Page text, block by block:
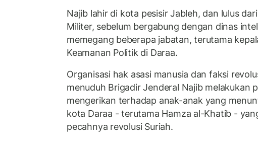
Najib lahir di kota pesisir Jableh, dan lulus
Militer, sebelum bergabung dengan dinas
memegang beberapa jabatan, terutama
Keamanan Politik di Daraa.
Organisasi hak asasi manusia dan faksi
menuduh Brigadir Jenderal Najib melakukan
mengerikan terhadap anak-anak yang
kota Daraa - terutama Hamza al-Khatib -
pecahnya revolusi Suriah.